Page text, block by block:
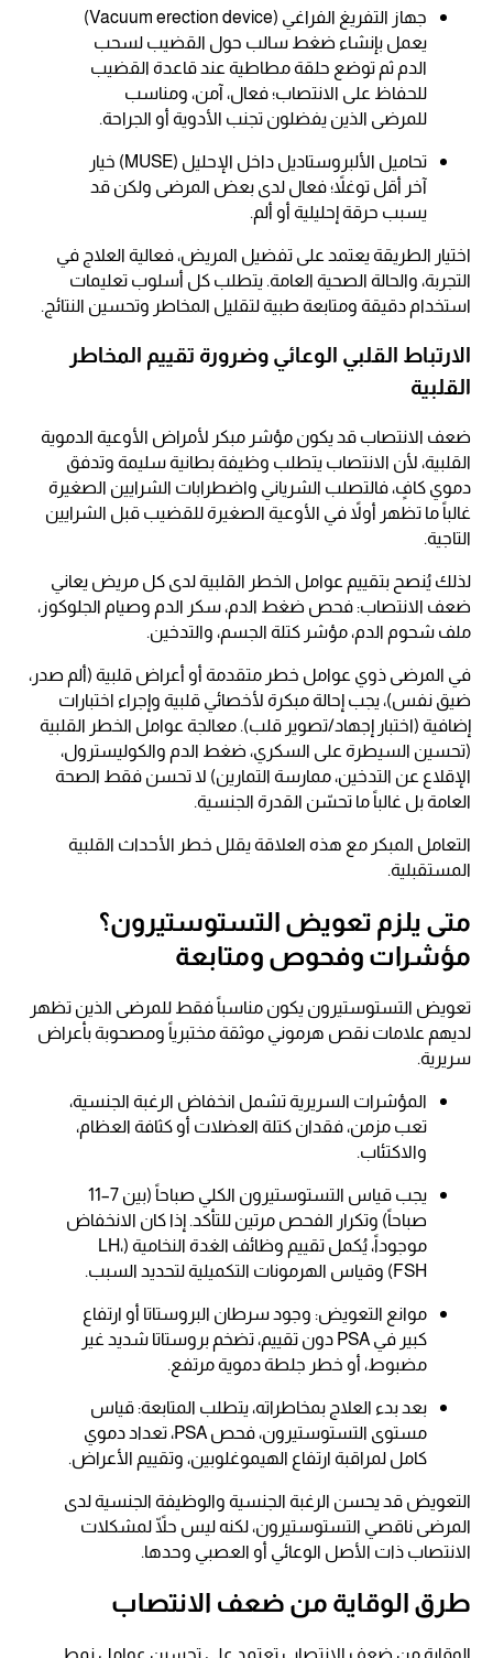
جهاز التفريغ الفراغي (Vacuum erection device)
يعمل بإنشاء ضغط سالب حول القضيب لسحب
الدم ثم توضع حلقة مطاطية عند قاعدة القضيب
للحفاظ على الانتصاب؛ فعال، آمن، ومناسب
للمرضى الذين يفضلون تجنب الأدوية أو الجراحة.
تحاميل الألبروستاديل داخل الإحليل (MUSE) خيار
آخر أقل توغلاً؛ فعال لدى بعض المرضى ولكن قد
يسبب حرقة إحليلية أو ألم.
اختيار الطريقة يعتمد على تفضيل المريض، فعالية العلاج في
التجربة، والحالة الصحية العامة. يتطلب كل أسلوب تعليمات
استخدام دقيقة ومتابعة طبية لتقليل المخاطر وتحسين النتائج.
الارتباط القلبي الوعائي وضرورة تقييم المخاطر
القلبية
ضعف الانتصاب قد يكون مؤشر مبكر لأمراض الأوعية الدموية
القلبية، لأن الانتصاب يتطلب وظيفة بطانية سليمة وتدفق
دموي كافٍ، فالتصلب الشرياني واضطرابات الشرايين الصغيرة
غالباً ما تظهر أولاً في الأوعية الصغيرة للقضيب قبل الشرايين
التاجية.
لذلك يُنصح بتقييم عوامل الخطر القلبية لدى كل مريض يعاني
ضعف الانتصاب: فحص ضغط الدم، سكر الدم وصيام الجلوكوز،
ملف شحوم الدم، مؤشر كتلة الجسم، والتدخين.
في المرضى ذوي عوامل خطر متقدمة أو أعراض قلبية (ألم صدر،
ضيق نفس)، يجب إحالة مبكرة لأخصائي قلبية وإجراء اختبارات
إضافية (اختبار إجهاد/تصوير قلب). معالجة عوامل الخطر القلبية
(تحسين السيطرة على السكري، ضغط الدم والكوليسترول،
الإقلاع عن التدخين، ممارسة التمارين) لا تحسن فقط الصحة
العامة بل غالباً ما تحسّن القدرة الجنسية.
التعامل المبكر مع هذه العلاقة يقلل خطر الأحداث القلبية
المستقبلية.
متى يلزم تعويض التستوستيرون؟
مؤشرات وفحوص ومتابعة
تعويض التستوستيرون يكون مناسباً فقط للمرضى الذين تظهر
لديهم علامات نقص هرموني موثقة مختبرياً ومصحوبة بأعراض
سريرية.
المؤشرات السريرية تشمل انخفاض الرغبة الجنسية،
تعب مزمن، فقدان كتلة العضلات أو كثافة العظام،
والاكتئاب.
يجب قياس التستوستيرون الكلي صباحاً (بين 7–11
صباحاً) وتكرار الفحص مرتين للتأكد. إذا كان الانخفاض
موجوداً، يُكمل تقييم وظائف الغدة النخامية (LH،
FSH) وقياس الهرمونات التكميلية لتحديد السبب.
موانع التعويض: وجود سرطان البروستاتا أو ارتفاع
كبير في PSA دون تقييم، تضخم بروستاتا شديد غير
مضبوط، أو خطر جلطة دموية مرتفع.
بعد بدء العلاج بمخاطراته، يتطلب المتابعة: قياس
مستوى التستوستيرون، فحص PSA، تعداد دموي
كامل لمراقبة ارتفاع الهيموغلوبين، وتقييم الأعراض.
التعويض قد يحسن الرغبة الجنسية والوظيفة الجنسية لدى
المرضى ناقصي التستوستيرون، لكنه ليس حلّاً لمشكلات
الانتصاب ذات الأصل الوعائي أو العصبي وحدها.
طرق الوقاية من ضعف الانتصاب